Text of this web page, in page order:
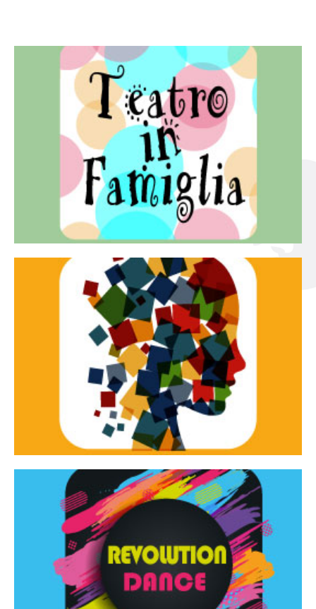
Teatro in famiglia
Teatro In Famiglia è una rassegna di teatro concepita
per far condividere e godere del teatro all’intera
famiglia.
Continua
Tracce dinamiche
Tracce Dinamiche è una rassegna di teatro
d’innovazione e sperimentale.
Continua
Revolution Dance
Rassegna di danza contemporanea – I Edizione